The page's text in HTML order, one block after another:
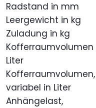
Radstand in mm
Leergewicht in kg
Zuladung in kg
Kofferraumvolumen
Liter
Kofferraumvolumen,
variabel in Liter
Anhängelast,